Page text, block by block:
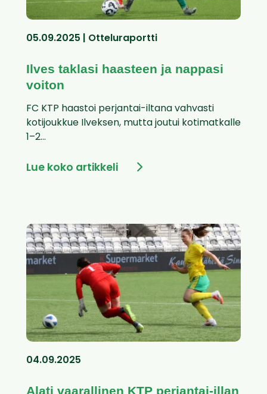
05.09.2025 | Otteluraportti
Ilves taklasi haasteen ja nappasi
voiton
FC KTP haastoi perjantai-iltana vahvasti
kotijoukkue Ilveksen, mutta joutui kotimatkalle
1–2...
Lue koko artikkeli
04.09.2025
Alati vaarallinen KTP perjantai-illan